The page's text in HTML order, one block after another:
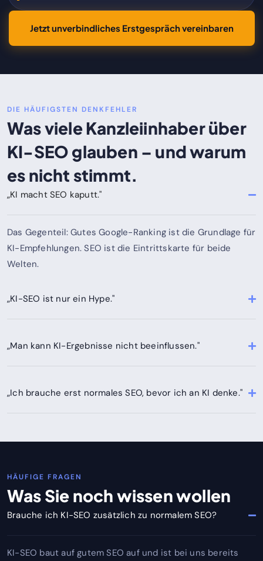
Jetzt unverbindliches Erstgespräch vereinbaren
DIE HÄUFIGSTEN DENKFEHLER
Was viele Kanzleiinhaber über
KI-SEO glauben – und warum
es nicht stimmt.
„KI macht SEO kaputt."
Das Gegenteil: Gutes Google-Ranking ist die Grundlage für
KI-Empfehlungen. SEO ist die Eintrittskarte für beide
Welten.
„KI-SEO ist nur ein Hype."
„Man kann KI-Ergebnisse nicht beeinflussen."
„Ich brauche erst normales SEO, bevor ich an KI denke."
HÄUFIGE FRAGEN
Was Sie noch wissen wollen
Brauche ich KI-SEO zusätzlich zu normalem SEO?
KI-SEO baut auf gutem SEO auf und ist bei uns bereits